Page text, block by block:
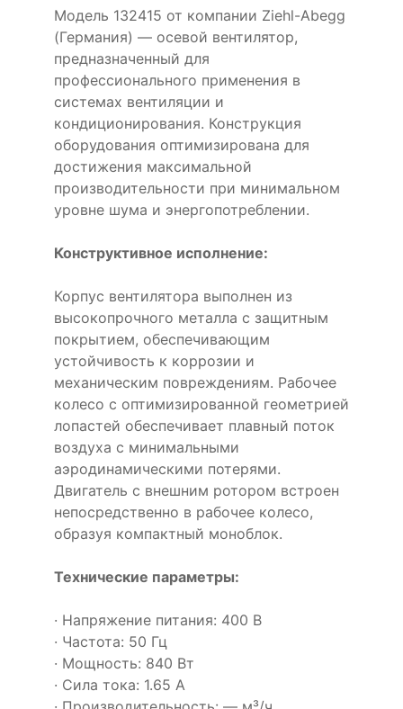
Модель 132415 от компании Ziehl-Abegg
(Германия) — осевой вентилятор,
предназначенный для
профессионального применения в
системах вентиляции и
кондиционирования. Конструкция
оборудования оптимизирована для
достижения максимальной
производительности при минимальном
уровне шума и энергопотреблении.
Конструктивное исполнение:
Корпус вентилятора выполнен из
высокопрочного металла с защитным
покрытием, обеспечивающим
устойчивость к коррозии и
механическим повреждениям. Рабочее
колесо с оптимизированной геометрией
лопастей обеспечивает плавный поток
воздуха с минимальными
аэродинамическими потерями.
Двигатель с внешним ротором встроен
непосредственно в рабочее колесо,
образуя компактный моноблок.
Технические параметры:
· Напряжение питания: 400 В
· Частота: 50 Гц
· Мощность: 840 Вт
· Сила тока: 1.65 А